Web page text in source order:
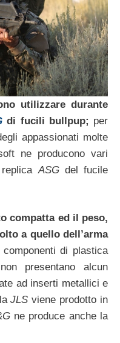
utilizzare durante
di fucili bullpup; per
appassionati molte
ne producono vari
replicaASGdel fucile
compatta ed il peso,
a quello dell’arma
di plastica
presentano alcun
ad inserti metallici e
JLS viene prodotto in
ne produce anche la